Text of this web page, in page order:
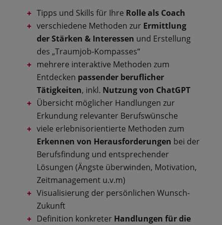
Tipps und Skills für Ihre Rolle als Coach
verschiedene Methoden zur Ermittlung
der Stärken & Interessen und Erstellung
des „Traumjob-Kompasses“
mehrere interaktive Methoden zum
Entdecken passender beruflicher
Tätigkeiten, inkl. Nutzung von ChatGPT
Übersicht möglicher Handlungen zur
Erkundung relevanter Berufswünsche
viele erlebnisorientierte Methoden zum
Erkennen von Herausforderungen bei der
Berufsfindung und entsprechender
Lösungen (Ängste überwinden, Motivation,
Zeitmanagement u.v.m)
Visualisierung der persönlichen Wunsch-
Zukunft
Definition konkreter Handlungen für die